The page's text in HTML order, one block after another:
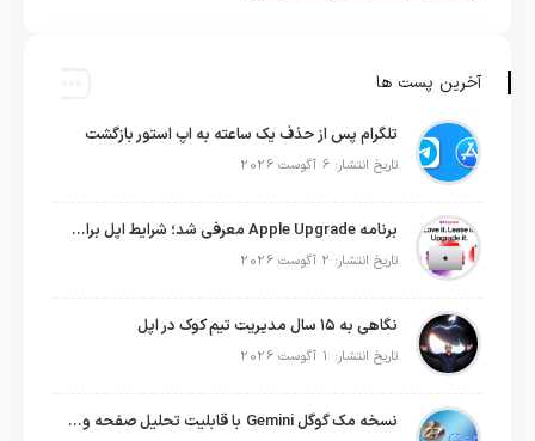
آخرین پست ها
تلگرام پس از حذف یک ساعته به اپ استور بازگشت
تاریخ انتشار: 6 آگوست 2026
برنامه Apple Upgrade معرفی شد؛ شرایط اپل برای اجاره آیفون، آیپد، مک و اپل واچ
تاریخ انتشار: 2 آگوست 2026
نگاهی به ۱۵ سال مدیریت تیم کوک در اپل
تاریخ انتشار: 1 آگوست 2026
نسخه مک گوگل Gemini با قابلیت تحلیل صفحه و دستورات صوتی در به‌روزرسانی جدید